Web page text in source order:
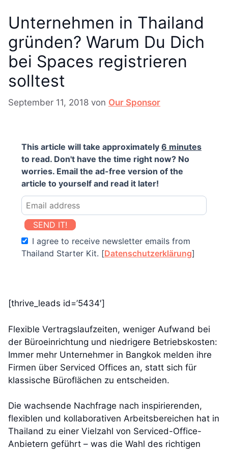
Unternehmen in Thailand
gründen? Warum Du Dich
bei Spaces registrieren
solltest
September 11, 2018 von Our Sponsor
This article will take approximately 6 minutes
to read. Don't have the time right now? No
worries. Email the ad-free version of the
article to yourself and read it later!
SEND IT!
I agree to receive newsletter emails from
Thailand Starter Kit. [Datenschutzerklärung]
[thrive_leads id=’5434′]
Flexible Vertragslaufzeiten, weniger Aufwand bei
der Büroeinrichtung und niedrigere Betriebskosten:
Immer mehr Unternehmer in Bangkok melden ihre
Firmen über Serviced Offices an, statt sich für
klassische Büroflächen zu entscheiden.
Die wachsende Nachfrage nach inspirierenden,
flexiblen und kollaborativen Arbeitsbereichen hat in
Thailand zu einer Vielzahl von Serviced-Office-
Anbietern geführt – was die Wahl des richtigen